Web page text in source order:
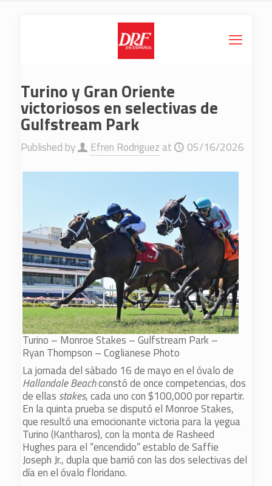
Turino y Gran Oriente
victoriosos en selectivas de
Gulfstream Park
Published by Efren Rodriguez at 05/16/2026
Turino – Monroe Stakes – Gulfstream Park –
Ryan Thompson – Coglianese Photo
La jornada del sábado 16 de mayo en el óvalo de
Hallandale Beachconstó de once competencias, dos
de ellas stakes, cada uno con $100,000 por repartir.
En la quinta prueba se disputó el Monroe Stakes,
que resultó una emocionante victoria para la yegua
Turino (Kantharos), con la monta de Rasheed
Hughes para el “encendido” establo de Saffie
Joseph Jr., dupla que barrió con las dos selectivas del
día en el óvalo floridano.